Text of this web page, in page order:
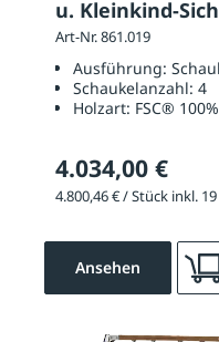
u. Kleinkind-
Art-Nr. 861.019
Ausführung:
Schaukelanzahl: 4
Holzart: FSC®
4.034,00 €
Ansehen